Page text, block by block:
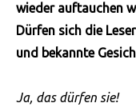
wieder auftauchen
Dürfen sich die
und bekannte
Ja, das dürfen sie!